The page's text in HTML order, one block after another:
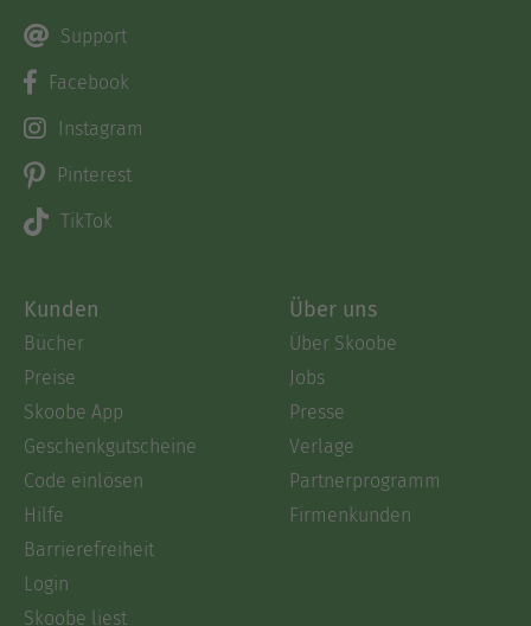
Support
Facebook
Instagram
Pinterest
TikTok
Kunden
Bücher
Preise
Skoobe App
Geschenkgutscheine
Code einlösen
Hilfe
Barrierefreiheit
Login
Skoobe liest
Über uns
Über Skoobe
Jobs
Presse
Verlage
Partnerprogramm
Firmenkunden